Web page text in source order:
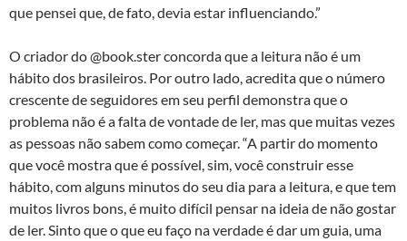
que pensei que, de fato, devia estar influenciando.”
O criador do @book.ster concorda que a leitura não é um
hábito dos brasileiros. Por outro lado, acredita que o número
crescente de seguidores em seu perfil demonstra que o
problema não é a falta de vontade de ler, mas que muitas vezes
as pessoas não sabem como começar. “A partir do momento
que você mostra que é possível, sim, você construir esse
hábito, com alguns minutos do seu dia para a leitura, e que tem
muitos livros bons, é muito difícil pensar na ideia de não gostar
de ler. Sinto que o que eu faço na verdade é dar um guia, uma